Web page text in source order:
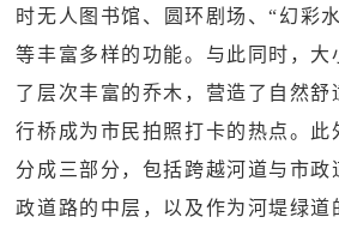
时无人图书馆、圆环剧场、“幻彩
等丰富多样的功能。与此同时，大
了层次丰富的乔木，营造了自然舒
行桥成为市民拍照打卡的热点。此
分成三部分，包括跨越河道与市政
政道路的中层，以及作为河堤绿道